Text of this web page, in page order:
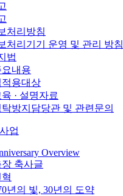
처리방침
처리기기 운영 및 관리 방침
법
요내용
적용대상
육 · 설명자료
탁방지담당관 및 관련문의
업
Overview
장 축사글
년의 빛, 30년의 도약